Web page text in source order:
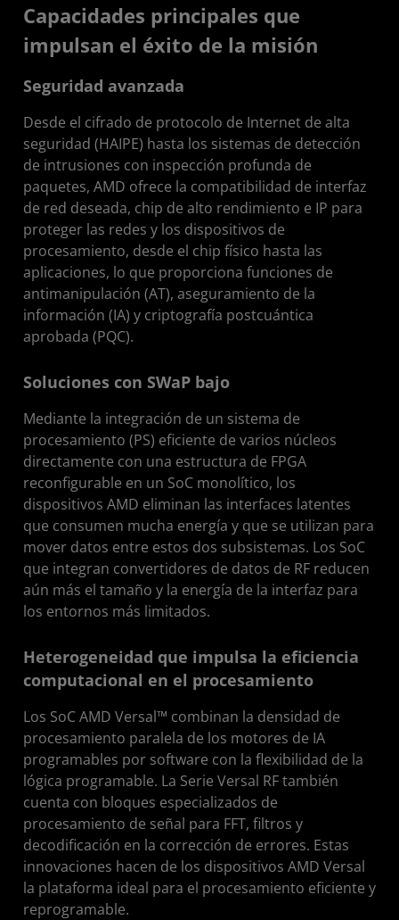
Capacidades principales que
impulsan el éxito de la misión
Seguridad avanzada
Desde el cifrado de protocolo de Internet de alta
seguridad (HAIPE) hasta los sistemas de detección
de intrusiones con inspección profunda de
paquetes, AMD ofrece la compatibilidad de interfaz
de red deseada, chip de alto rendimiento e IP para
proteger las redes y los dispositivos de
procesamiento, desde el chip físico hasta las
aplicaciones, lo que proporciona funciones de
antimanipulación (AT), aseguramiento de la
información (IA) y criptografía postcuántica
aprobada (PQC).
Soluciones con SWaP bajo
Mediante la integración de un sistema de
procesamiento (PS) eficiente de varios núcleos
directamente con una estructura de FPGA
reconfigurable en un SoC monolítico, los
dispositivos AMD eliminan las interfaces latentes
que consumen mucha energía y que se utilizan para
mover datos entre estos dos subsistemas. Los SoC
que integran convertidores de datos de RF reducen
aún más el tamaño y la energía de la interfaz para
los entornos más limitados.
Heterogeneidad que impulsa la eficiencia
computacional en el procesamiento
Los SoC AMD Versal™ combinan la densidad de
procesamiento paralela de los motores de IA
programables por software con la flexibilidad de la
lógica programable. La Serie Versal RF también
cuenta con bloques especializados de
procesamiento de señal para FFT, filtros y
decodificación en la corrección de errores. Estas
innovaciones hacen de los dispositivos AMD Versal
la plataforma ideal para el procesamiento eficiente y
reprogramable.